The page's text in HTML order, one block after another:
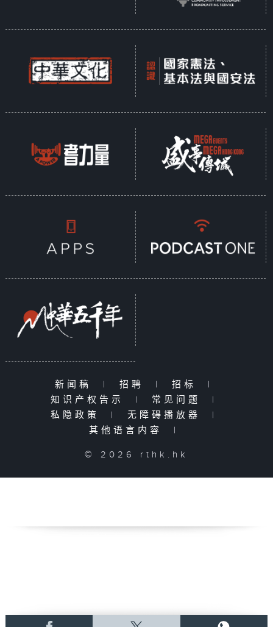
新闻稿 | 招聘 | 招标
|
知识产权告示
| 常见问题
|
私隐政策
| 无障碍播放器
|
其他语言内容
|
© 2026 rthk.hk